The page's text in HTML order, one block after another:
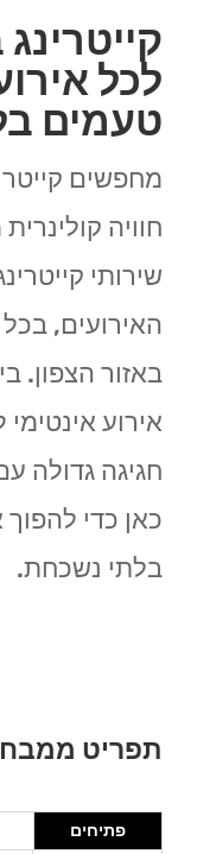
לכל
טעמים
מחפשים
חוויה
שירותי
האירועים,
באזור הצפון.
אירוע
חגיגה גדולה
כאן כדי
בלתי נשכחת.
תפריט
פתיחים